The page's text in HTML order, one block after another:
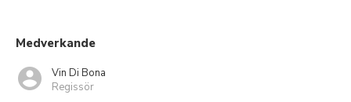
Medverkande
Vin Di Bona
Regissör